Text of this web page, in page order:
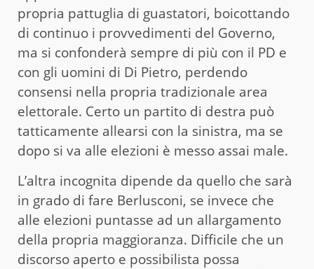
propria pattuglia di guastatori, boicottando
di continuo i provvedimenti del Governo,
ma si confonderà sempre di più con il PD e
con gli uomini di Di Pietro, perdendo
consensi nella propria tradizionale area
elettorale. Certo un partito di destra può
tatticamente allearsi con la sinistra, ma se
dopo si va alle elezioni è messo assai male.
L’altra incognita dipende da quello che sarà
in grado di fare Berlusconi, se invece che
alle elezioni puntasse ad un allargamento
della propria maggioranza. Difficile che un
discorso aperto e possibilista possa